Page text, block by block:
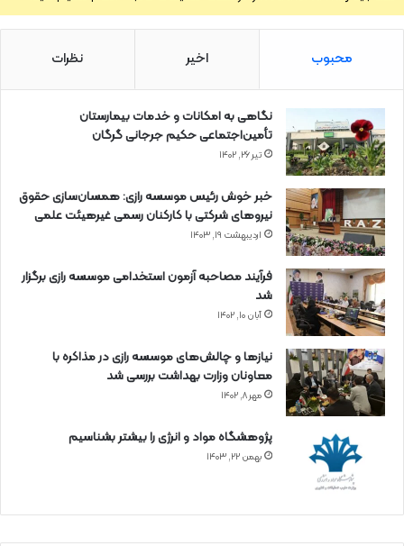
محبوب اخیر نظرات
نگاهی به امکانات و خدمات بیمارستان
تأمین‌اجتماعی حکیم جرجانی گرگان
تیر ۲۶, ۱۴۰۲
خبر خوش رئیس موسسه رازی: همسان‌سازی حقوق
نیروهای شرکتی با کارکنان رسمی غیرهیئت علمی
اردیبهشت ۱۹, ۱۴۰۳
فرآیند مصاحبه آزمون استخدامی موسسه رازی برگزار
شد
آبان ۱۰, ۱۴۰۲
نیازها و چالش‌های موسسه رازی در مذاکره با
معاونان وزارت بهداشت بررسی شد
مهر ۸, ۱۴۰۲
پژوهشگاه مواد و انرژی را بیشتر بشناسیم
بهمن ۲۲, ۱۴۰۳